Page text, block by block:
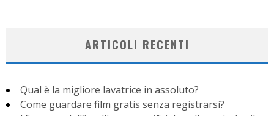
ARTICOLI RECENTI
Qual è la migliore lavatrice in assoluto?
Come guardare film gratis senza registrarsi?